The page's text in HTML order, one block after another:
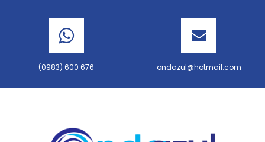
(0983) 600 676 ondazul@hotmail.com